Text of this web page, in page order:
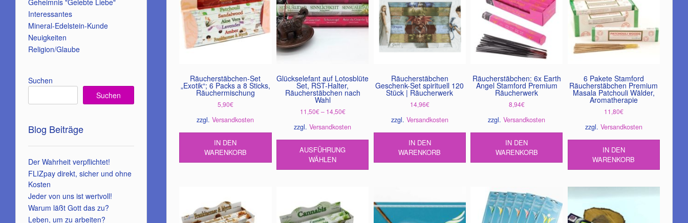
können
auf
der
Produktseite
gewählt
auf
der
Produktseite
gewählt
werden
können
auf
Produktseite
gewählt
Räucherstäbchen-Set
„Exotik“; 6 Packs a 8 Sticks,
Räuchermischung
5,90€
zzgl.Versandkosten
IN DEN
WARENKORB
Glückselefant auf Lotosblüte
Set, RST-Halter,
Räucherstäbchen nach
Wahl
11,50€– 14,50€
zzgl.Versandkosten
AUSFÜHRUNG
WÄHLEN
Dieses
weist
mehrere
Die
Optionen
Räucherstäbchen
Geschenk-Set spirituell 120
Stück | Räucherwerk
14,96€
zzgl. Versandkosten
IN DEN
WARENKORB
Räucherstäbchen: 6x Earth
Angel Stamford Premium
Räucherwerk
8,94€
zzgl.Versandkosten
IN DEN
WARENKORB
6 Pakete Stamford
Räucherstäbchen Premium
Masala Patchouli Wälder,
Aromatherapie
11,80€
zzgl. Versandkosten
IN DEN
WARENKORB
Geheimnis "Gelebte Liebe"
Interessantes
Mineral-Edelstein-Kunde
Neuigkeiten
Religion/Glaube
Suchen
Suchen
Blog Beiträge
Der Wahrheit verpflichtet!
FLIZpay direkt, sicher und ohne
Kosten
Jeder von uns ist wertvoll!
Warum läßt Gott das zu?
Leben, um zu arbeiten?